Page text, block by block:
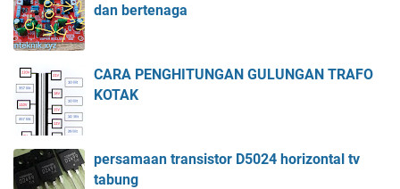
dan bertenaga
CARA PENGHITUNGAN GULUNGAN TRAFO
KOTAK
persamaan transistor D5024 horizontal tv
tabung